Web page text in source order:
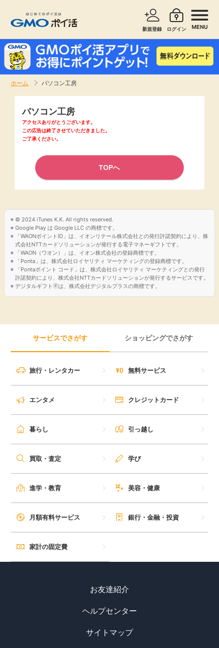
新規登録 ログイン MENU
ホーム パソコン工房
新着
即日還元
アンケート
ゲーム
買い物
サービスで探す ショッピングで探す
無料サービス
エンタメ
クレジットカード
暮らし
引っ越し
買取・査定
学び
美容・健康
月額有料サービス
パソコン工房
アクセスありがとうございます。
この広告は終了させていただきました。
ご了承ください。
TOPへ
© 2024 iTunes K.K. All rights reserved.
Google Play は Google LLC の商標です。
「WAONポイントID」は、イオンリテール株式会社との発行許諾契約により、株
式会社NTTカードソリューションが発行する電子マネーギフトです。
「WAON（ワオン）」は、イオン株式会社の登録商標です。
「Ponta」は、株式会社ロイヤリティ マーケティングの登録商標です。
「Pontaポイント コード」は、株式会社ロイヤリティ マーケティングとの発行
許諾契約により、株式会社NTTカードソリューションが発行するサービスです。
デジタルギフト🄬は、株式会社デジタルプラスの商標です。
サービスでさがす ショッピングでさがす
旅行・レンタカー 無料サービス
エンタメ クレジットカード
暮らし 引っ越し
買取・査定 学び
進学・教育 美容・健康
月額有料サービス 銀行・金融・投資
家計の固定費
お友達紹介
ヘルプセンター
サイトマップ